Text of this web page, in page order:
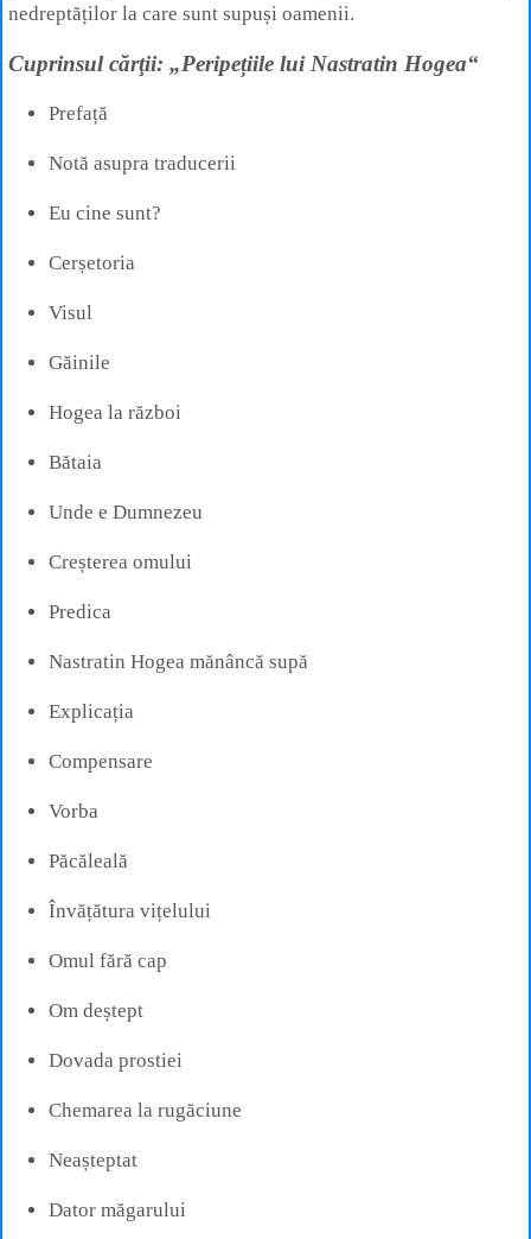
nedreptăților la care sunt supuși oamenii.
Cuprinsul cărţii: „Peripețiile lui Nastratin Hogea“
Prefață
Notă asupra traducerii
Eu cine sunt?
Cerșetoria
Visul
Găinile
Hogea la război
Bătaia
Unde e Dumnezeu
Creșterea omului
Predica
Nastratin Hogea mănâncă supă
Explicația
Compensare
Vorba
Păcăleală
Învățătura vițelului
Omul fără cap
Om deștept
Dovada prostiei
Chemarea la rugăciune
Neașteptat
Dator măgarului